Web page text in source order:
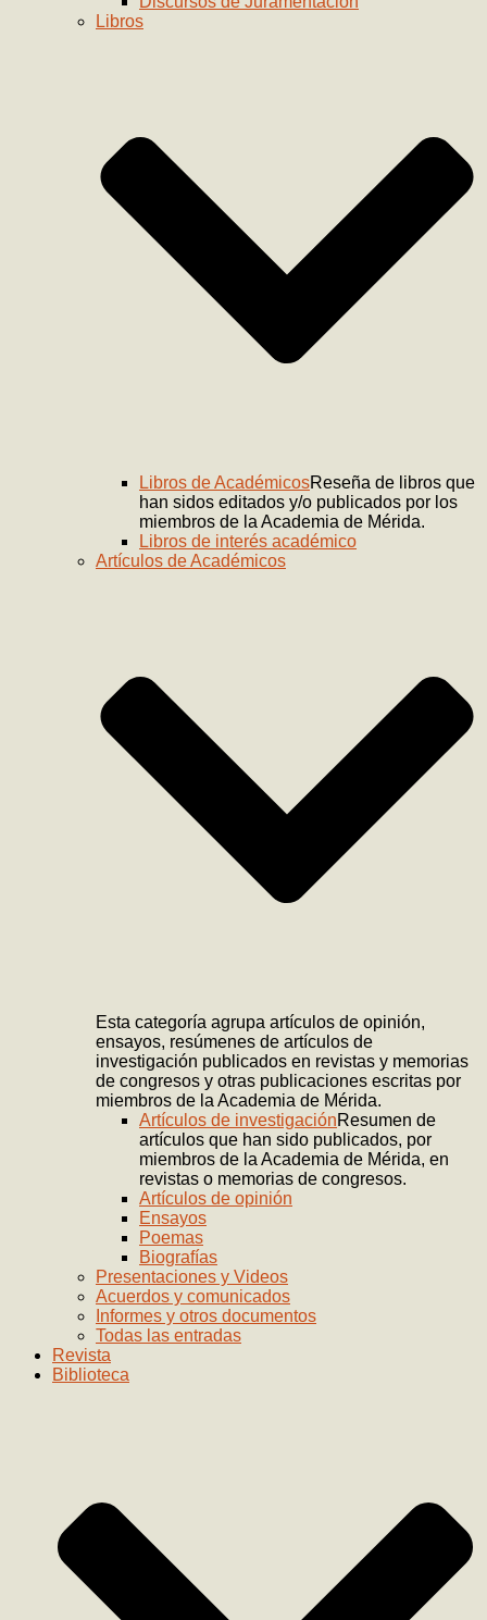
Libros
Libros de AcadémicosReseña de libros que
han sidos editados y/o publicados por los
miembros de la Academia de Mérida.
Libros de interés académico
Artículos de Académicos
Esta categoría agrupa artículos de opinión,
ensayos, resúmenes de artículos de
investigación publicados en revistas y memorias
de congresos y otras publicaciones escritas por
miembros de la Academia de Mérida.
Artículos de investigaciónResumen de
artículos que han sido publicados, por
miembros de la Academia de Mérida, en
revistas o memorias de congresos.
Artículos de opinión
Ensayos
Poemas
Biografías
Presentaciones y Videos
Acuerdos y comunicados
Informes y otros documentos
Todas las entradas
Revista
Biblioteca